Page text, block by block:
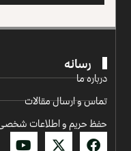
رسانه
درباره ما
تماس و ارسال مقالات
حفظ حریم و اطلاعات